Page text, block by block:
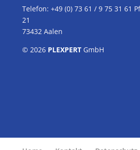
Telefon: +49 (0) 73 61 / 9 75 31 61
21
73432 Aalen
© 2026 PLEXPERTGmbH